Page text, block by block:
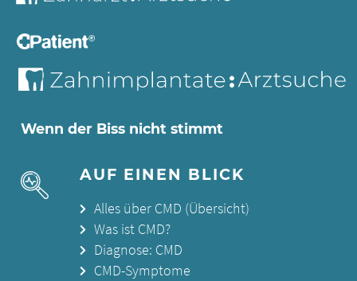
Wenn der Biss nicht stimmt
AUF EINEN BLICK
Alles über CMD (Übersicht)
Was ist CMD?
Diagnose: CMD
CMD-Symptome